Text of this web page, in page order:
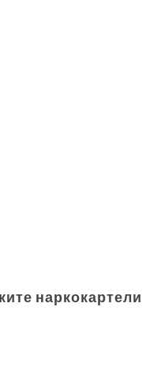
наркокартели